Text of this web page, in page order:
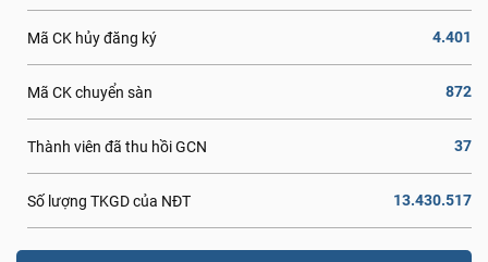
Mã CK hủy đăng ký 4.401
Mã CK chuyển sàn 872
Thành viên đã thu hồi GCN 37
Số lượng TKGD của NĐT 13.430.517